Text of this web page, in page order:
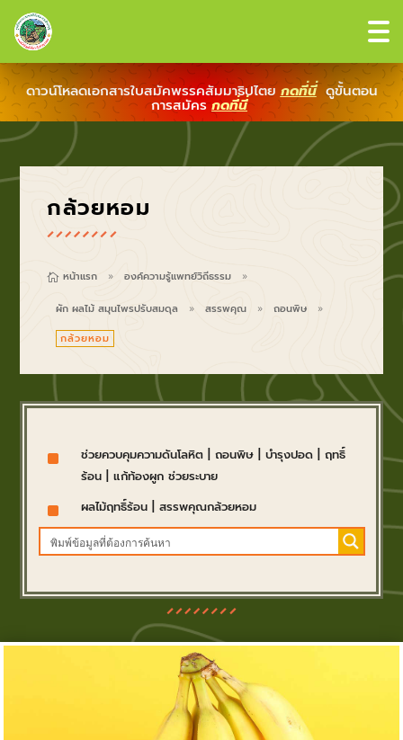
ดาวน์โหลดเอกสารใบสมัคพรรคสัมมาธิปไตย กดที่นี่ ดูขั้นตอน
การสมัครกดที่นี่
กล้วยหอม
 หน้าแรก 9 องค์ความรู้แพทย์วิถีธรรม 9
ผัก ผลไม้ สมุนไพรปรับสมดุล 9 สรรพคุณ 9 ถอนพิษ 9
กล้วยหอม
^ ช่วยควบคุมความดันโลหิต| ถอนพิษ| บำรุงปอด| ฤทธิ์
ร้อน| แก้ท้องผูก ช่วยระบาย
^ ผลไม้ฤทธิ์ร้อน| สรรพคุณกล้วยหอม